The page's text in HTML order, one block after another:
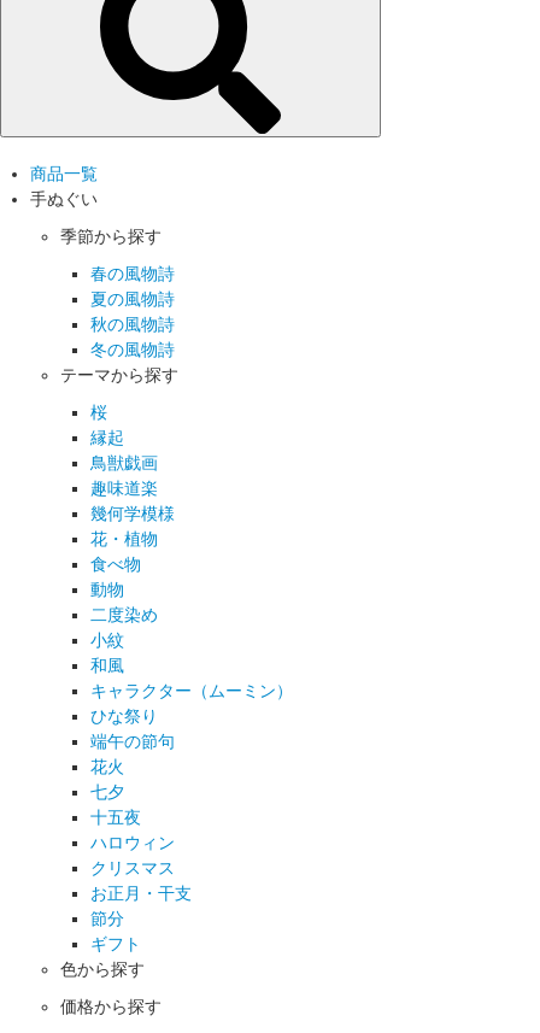
商品一覧
手ぬぐい
季節から探す
春の風物詩
夏の風物詩
秋の風物詩
冬の風物詩
テーマから探す
桜
縁起
鳥獣戯画
趣味道楽
幾何学模様
花・植物
食べ物
動物
二度染め
小紋
和風
キャラクター（ムーミン）
ひな祭り
端午の節句
花火
七夕
十五夜
ハロウィン
クリスマス
お正月・干支
節分
ギフト
色から探す
価格から探す